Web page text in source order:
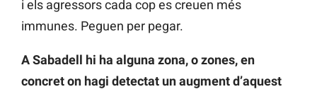
i els agressors cada cop es creuen més
immunes. Peguen per pegar.
A Sabadell hi ha alguna zona, o zones, en
concret on hagi detectat un augment d’aquest